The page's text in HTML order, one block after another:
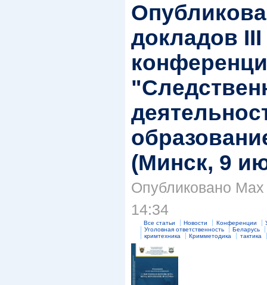
докладов
(Минск, 9
Опубликовано
14:34
Все статьи Новости Конференции
Уголовная ответственность
Беларусь
кримтехника
Кримметодика тактика